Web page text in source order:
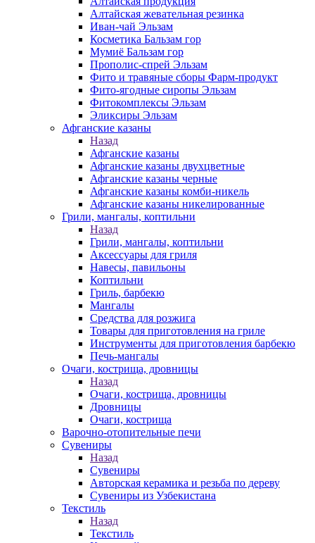
Алтайская жевательная резинка
Иван-чай Эльзам
Косметика Бальзам гор
Мумиё Бальзам гор
Прополис-спрей Эльзам
Фито и травяные сборы Фарм-продукт
Фито-ягодные сиропы Эльзам
Фитокомплексы Эльзам
Эликсиры Эльзам
Афганские казаны
Назад
Афганские казаны
Афганские казаны двухцветные
Афганские казаны черные
Афганские казаны комби-никель
Афганские казаны никелированные
Грили, мангалы, коптильни
Назад
Грили, мангалы, коптильни
Аксессуары для гриля
Навесы, павильоны
Коптильни
Гриль, барбекю
Мангалы
Средства для розжига
Товары для приготовления на гриле
Инструменты для приготовления барбекю
Печь-мангалы
Очаги, кострища, дровницы
Назад
Очаги, кострища, дровницы
Дровницы
Очаги, кострища
Варочно-отопительные печи
Сувениры
Назад
Сувениры
Авторская керамика и резьба по дереву
Сувениры из Узбекистана
Текстиль
Назад
Текстиль